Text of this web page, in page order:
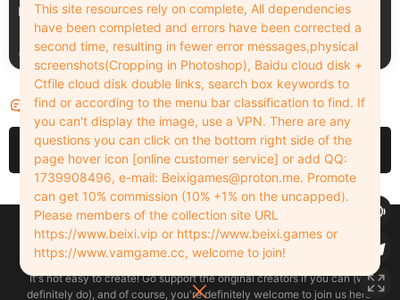
Monica_2_2_2
3天前
Lizhen2025
3天前
评论 0
请先登录
Copyleft © 2022-2026 beixi.vip - All Rights Freedom！
创作不易！有能力的同学可以去支持一下原创作者（我们绝对支持），当然
了，您加入这里我们也绝对欢迎！
It's not easy to create! Go support the original creators if you can (we
definitely do), and of course, you're definitely welcome to join us here!
This site resources rely on complete, All dependencies
have been completed and errors have been corrected a
second time, resulting in fewer error messages,physical
screenshots(Cropping in Photoshop), Baidu cloud disk +
Ctfile cloud disk double links, search box keywords to
find or according to the menu bar classification to find. If
you can't display the image, use a VPN. There are any
questions you can click on the bottom right side of the
page hover icon [online customer service] or add QQ:
1739908496, e-mail: Beixigames@proton.me. Promote
can get 10% commission (10% +1% on the uncapped).
Please members of the collection site URL
https://www.beixi.vip or https://www.beixi.games or
https://www.vamgame.cc, welcome to join!